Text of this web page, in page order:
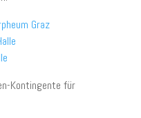
Graz
Kontingente für